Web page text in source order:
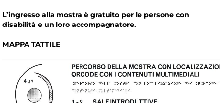
L’ingresso alla mostra è gratuito per le persone con
disabilità e un loro accompagnatore.
MAPPA TATTILE